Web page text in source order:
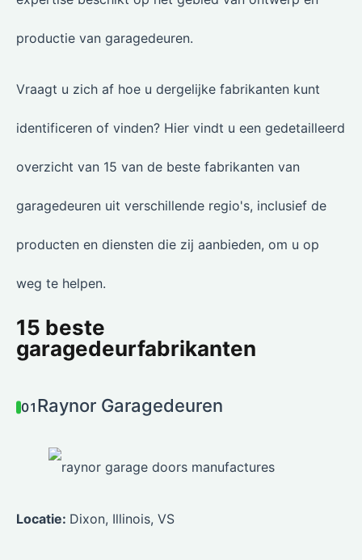
productie van garagedeuren.
Vraagt u zich af hoe u dergelijke fabrikanten kunt
identificeren of vinden? Hier vindt u een gedetailleerd
overzicht van 15 van de beste fabrikanten van
garagedeuren uit verschillende regio's, inclusief de
producten en diensten die zij aanbieden, om u op
weg te helpen.
15 beste
garagedeurfabrikanten
01 Raynor Garagedeuren
Locatie: Dixon, Illinois, VS